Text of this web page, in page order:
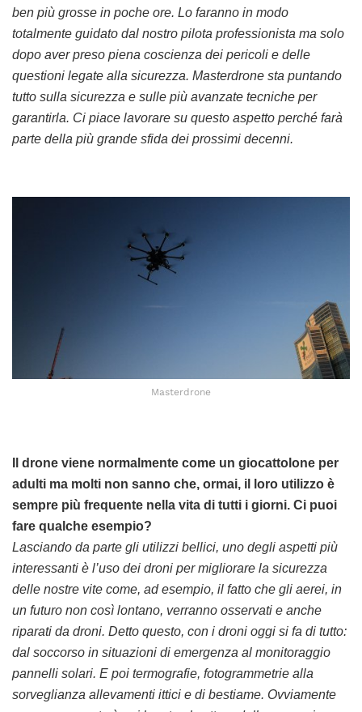
ben più grosse in poche ore. Lo faranno in modo
totalmente guidato dal nostro pilota professionista ma solo
dopo aver preso piena coscienza dei pericoli e delle
questioni legate alla sicurezza. Masterdrone sta puntando
tutto sulla sicurezza e sulle più avanzate tecniche per
garantirla. Ci piace lavorare su questo aspetto perché farà
parte della più grande sfida dei prossimi decenni.
Masterdrone
Il drone viene normalmente come un giocattolone per
adulti ma molti non sanno che, ormai, il loro utilizzo è
sempre più frequente nella vita di tutti i giorni. Ci puoi
fare qualche esempio?
Lasciando da parte gli utilizzi bellici, uno degli aspetti più
interessanti è l’uso dei droni per migliorare la sicurezza
delle nostre vite come, ad esempio, il fatto che gli aerei, in
un futuro non così lontano, verranno osservati e anche
riparati da droni. Detto questo, con i droni oggi si fa di tutto:
dal soccorso in situazioni di emergenza al monitoraggio
pannelli solari. E poi termografie, fotogrammetrie alla
sorveglianza allevamenti ittici e di bestiame. Ovviamente